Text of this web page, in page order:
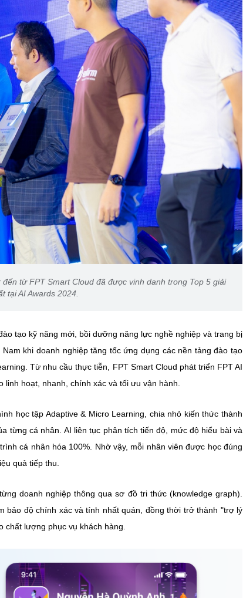
từ FPT Smart Cloud đã được vinh danh trong Top 5 giải
tại AI Awards 2024.
tạo kỹ năng mới, bồi dưỡng năng lực nghề nghiệp và trang bị
khi doanh nghiệp tăng tốc ứng dụng các nền tảng đào tạo
Từ nhu cầu thực tiễn, FPT Smart Cloud phát triển FPT AI
hoạt, nhanh, chính xác và tối ưu vận hành.
học tập Adaptive & Micro Learning, chia nhỏ kiến thức thành
từng cá nhân. AI liên tục phân tích tiến độ, mức độ hiểu bài và
cá nhân hóa 100%. Nhờ vậy, mỗi nhân viên được học đúng
quả tiếp thu.
doanh nghiệp thông qua sơ đồ tri thức (knowledge graph).
bảo độ chính xác và tính nhất quán, đồng thời trở thành "trợ lý
chất lượng phục vụ khách hàng.